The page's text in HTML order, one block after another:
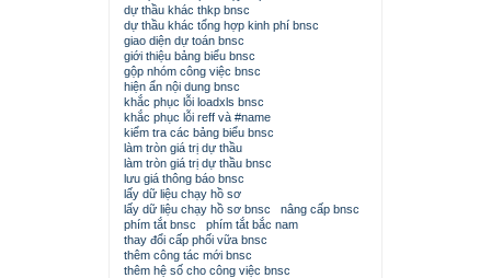
dự thầu khác thkp bnsc
dự thầu khác tổng hợp kinh phí bnsc
giao diện dự toán bnsc
giới thiệu bảng biểu bnsc
gộp nhóm công việc bnsc
hiện ẩn nội dung bnsc
khắc phục lỗi loadxls bnsc
khắc phục lỗi reff và #name
kiểm tra các bảng biểu bnsc
làm tròn giá trị dự thầu
làm tròn giá trị dự thầu bnsc
lưu giá thông báo bnsc
lấy dữ liệu chạy hồ sơ
lấy dữ liệu chạy hồ sơ bnsc
nâng cấp bnsc
phím tắt bnsc
phím tắt bắc nam
thay đổi cấp phối vữa bnsc
thêm công tác mới bnsc
thêm hệ số cho công việc bnsc